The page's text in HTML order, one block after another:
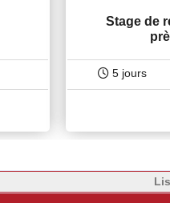
Stage de
5 jours